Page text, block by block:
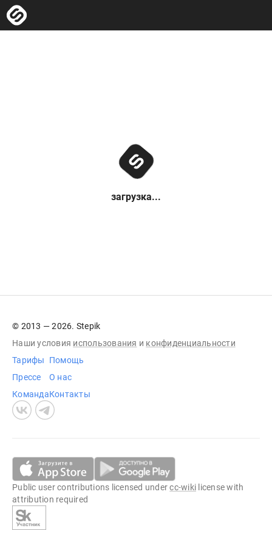
загрузка...
© 2013 — 2026. Stepik
Наши условия использования и конфиденциальности
Тарифы
Прессе
Команда
Помощь
О нас
Контакты
Public user contributions licensed undercc-wiki license with
attribution required